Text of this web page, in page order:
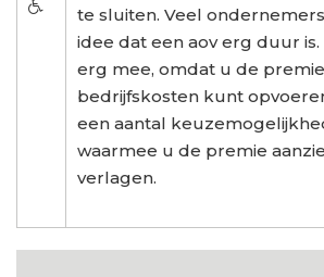
te sluiten. Veel
idee dat een aov erg duur is.
erg mee, omdat u de
bedrijfskosten kunt
een aantal
waarmee u de premie
verlagen.